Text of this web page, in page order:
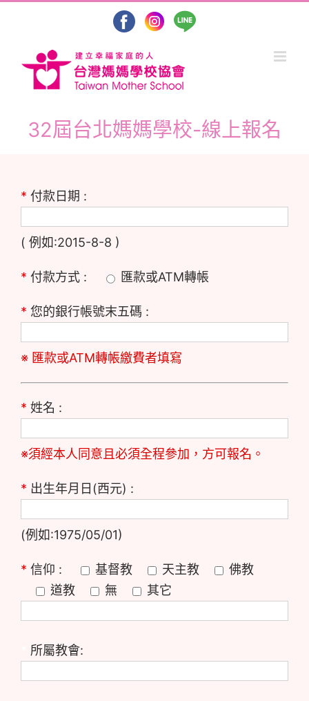
content
32屆台北媽媽學校-線上報名
* 付款日期 :
( 例如:2015-8-8 )
* 付款方式 : 匯款或ATM轉帳
* 您的銀行帳號末五碼 :
※ 匯款或ATM轉帳繳費者填寫
* 姓名 :
※須經本人同意且必須全程參加，方可報名。
* 出生年月日(西元) :
(例如:1975/05/01)
* 信仰 : 基督教 天主教
佛教
道教
無 其它
所屬教會: